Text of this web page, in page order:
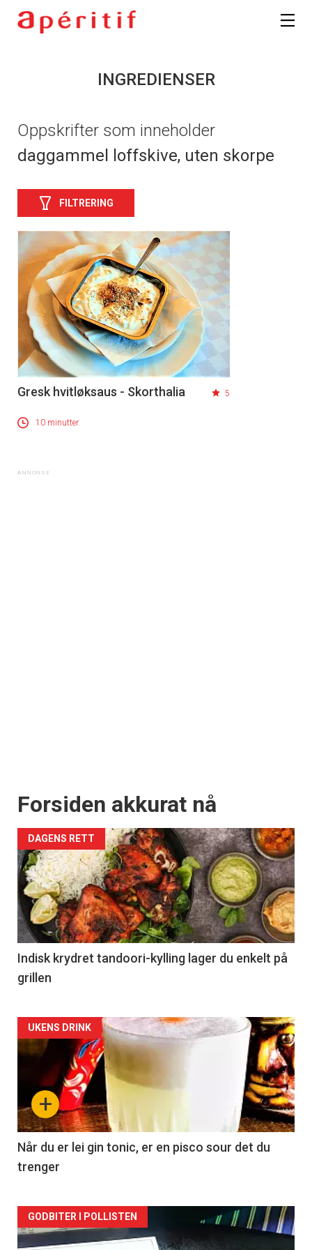
INGREDIENSER
Oppskrifter som inneholder
daggammel loffskive, uten skorpe
FILTRERING
Gresk hvitløksaus - Skorthalia 5
10 minutter
Forsiden akkurat nå
DAGENS RETT
Indisk krydret tandoori-kylling lager du enkelt på
grillen
Forsiden
akkurat
nå
-
2
+
UKENS DRINK
Når du er lei gin tonic, er en pisco sour det du
trenger
Forsiden
GODBITER I POLLISTEN